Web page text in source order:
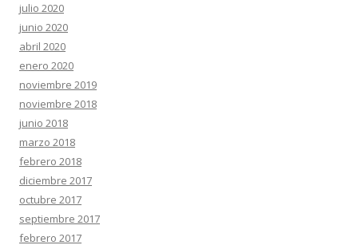
julio 2020
junio 2020
abril 2020
enero 2020
noviembre 2019
noviembre 2018
junio 2018
marzo 2018
febrero 2018
diciembre 2017
octubre 2017
septiembre 2017
febrero 2017